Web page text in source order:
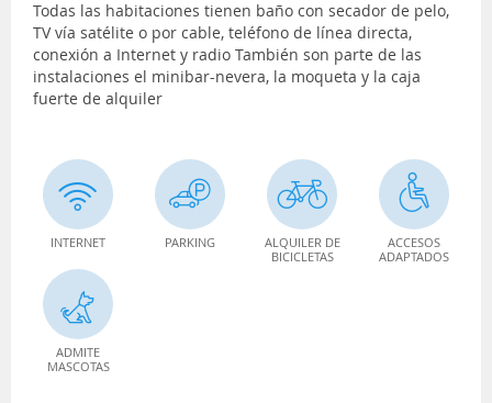
Todas las habitaciones tienen baño con secador de pelo,
TV vía satélite o por cable, teléfono de línea directa,
conexión a Internet y radio También son parte de las
instalaciones el minibar-nevera, la moqueta y la caja
fuerte de alquiler
INTERNET PARKING
ALQUILER DE
BICICLETAS
ACCESOS
ADAPTADOS
ADMITE
MASCOTAS